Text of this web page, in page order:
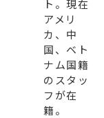
ト。現在
アメリ
カ、中
国、ベト
ナム国籍
のスタッ
フが在
籍。